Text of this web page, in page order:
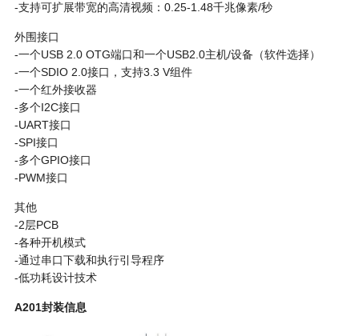
-支持可扩展带宽的高清视频：0.25-1.48千兆像素/秒
外围接口
-一个USB 2.0 OTG端口和一个USB2.0主机/设备（软件选择）
-一个SDIO 2.0接口，支持3.3 V组件
-一个红外接收器
-多个I2C接口
-UART接口
-SPI接口
-多个GPIO接口
-PWM接口
其他
-2层PCB
-各种开机模式
-通过串口下载和执行引导程序
-低功耗设计技术
A201封装信息